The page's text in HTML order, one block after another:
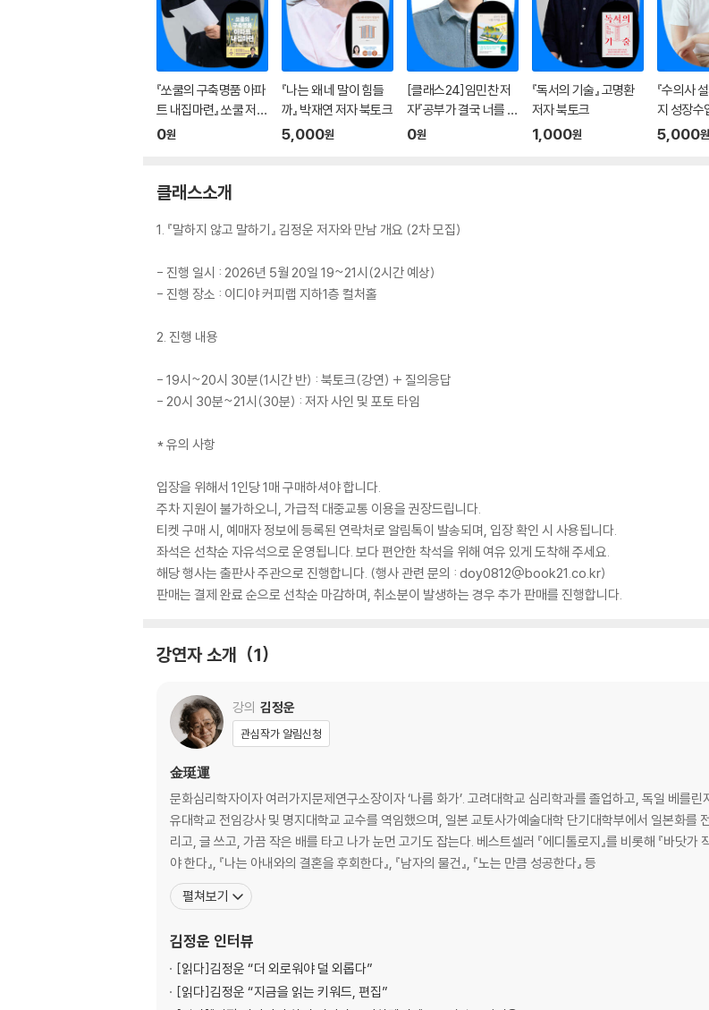
『쏘쿨의 구축명품 아파
트 내집마련』 쏘쿨 저자
온라인 북토크
0원
『나는 왜 네 말이 힘들
까』 박재연 저자 북토크
5,000원
[클래스24]임민찬 저
자『공부가 결국 너를 지
켜줄 거야』온라인 북토
0원
『독서의 기술』 고명환
저자 북토크
1,000원
『수의사
지 성장수
크
5,000원
클래스소개
1. 『말하지 않고 말하기』 김정운 저자와 만남 개요 (2차 모집)
- 진행 일시 : 2026년 5월 20일 19~21시(2시간 예상)
- 진행 장소 : 이디야 커피랩 지하1층 컬처홀
2. 진행 내용
- 19시~20시 30분(1시간 반) : 북토크(강연) + 질의응답
- 20시 30분~21시(30분) : 저자 사인 및 포토 타임
* 유의 사항
입장을 위해서 1인당 1매 구매하셔야 합니다.
주차 지원이 불가하오니, 가급적 대중교통 이용을 권장드립니다.
티켓 구매 시, 예매자 정보에 등록된 연락처로 알림톡이 발송되며, 입장 확인 시 사용됩니다.
좌석은 선착순 자유석으로 운영됩니다. 보다 편안한 착석을 위해 여유 있게 도착해 주세요.
해당 행사는 출판사 주관으로 진행합니다. (행사 관련 문의 : doy0812@book21.co.kr)
판매는 결제 완료 순으로 선착순 마감하며, 취소분이 발생하는 경우 추가 판매를 진행합니다.
강연자 소개 1
강의 김정운
관심작가 알림신청
金珽運
문화심리학자이자 여러가지문제연구소장이자 ‘나름 화가’. 고려대학교 심리학과를 졸업하고, 독일 베를
유대학교 전임강사 및 명지대학교 교수를 역임했으며, 일본 교토사가예술대학 단기대학부에서 일본화를
리고, 글 쓰고, 가끔 작은 배를 타고 나가 눈먼 고기도 잡는다. 베스트셀러 『에디톨로지』를 비롯해 『바닷가
야 한다』, 『나는 아내와의 결혼을 후회한다』, 『남자의 물건』, 『노는 만큼 성공한다』 등
펼쳐보기
김정운 인터뷰
[읽다]김정운 “더 외로워야 덜 외롭다”
[읽다]김정운 “지금을 읽는 키워드, 편집”